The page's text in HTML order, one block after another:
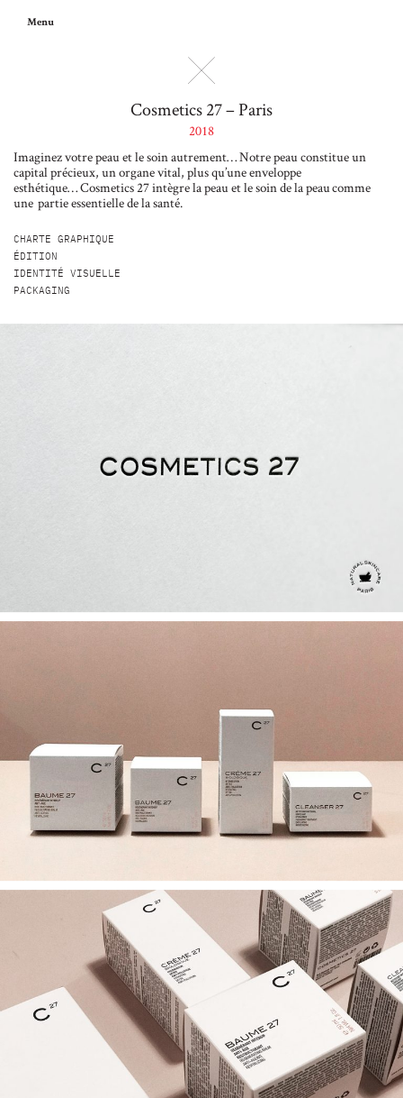
Menu
Cosmetics 27 – Paris
2018
Imaginez votre peau et le soin autrement… Notre peau constitue un
capital précieux, un organe vital, plus qu’une enveloppe
esthétique… Cosmetics 27 intègre la peau et le soin de la peau comme
une partie essentielle de la santé.
CHARTE GRAPHIQUE
ÉDITION
IDENTITÉ VISUELLE
PACKAGING